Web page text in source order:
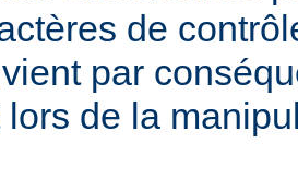
de
par
lors de la